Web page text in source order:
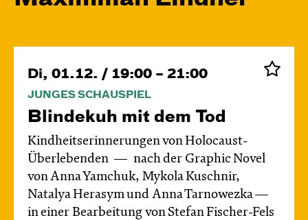
Di, 01.12. / 19:00 – 21:00
JUNGES SCHAUSPIEL
Blinde­kuh mit dem Tod
Kindheitserinnerungen von Holocaust-
Überlebenden
nach der Graphic Novel
von Anna Yamchuk, Mykola Kuschnir,
Natalya Herasym und Anna Tarnowezka —
in einer Bearbeitung von Stefan Fischer-Fels